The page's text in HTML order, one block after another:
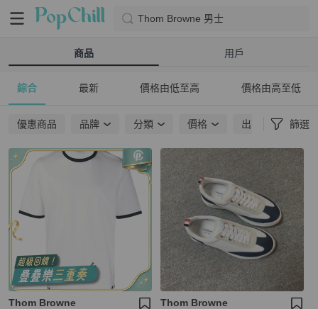
Thom Browne 男士
商品 用戶
綜合 最新 價格由低至高 價格由高至低
優惠商品 品牌 分類 價格 出貨地點 篩選
Thom Browne Thom Browne